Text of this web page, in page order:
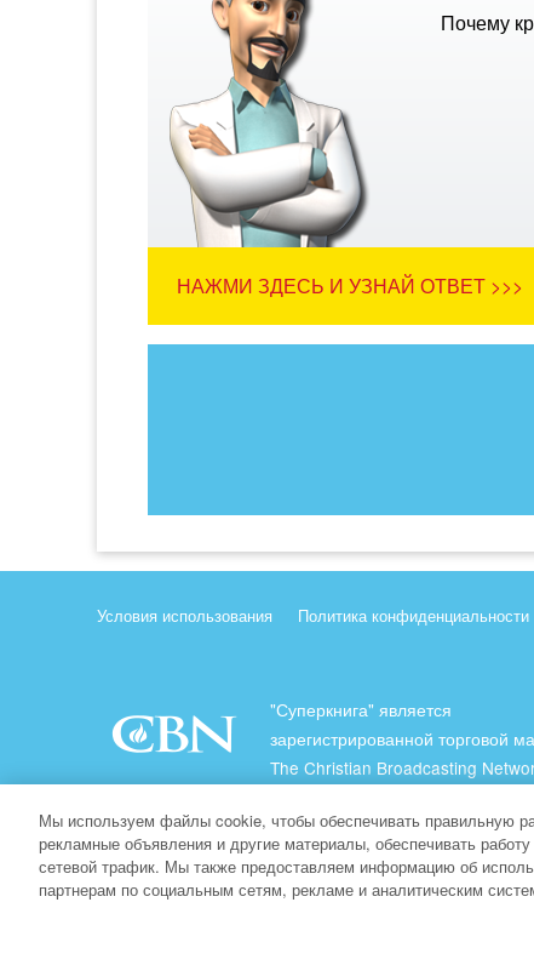
Почему
НАЖМИ ЗДЕСЬ И УЗНАЙ ОТВЕТ >>>
Условия использования Политика конфиденциальности
"Суперкнига" является
зарегистрированной торговой
The Christian Broadcasting
Все права защищены.
About CBN
Мы используем файлы cookie, чтобы обеспечивать правильную
рекламные объявления и другие материалы, обеспечивать
сетевой трафик. Мы также предоставляем информацию об
партнерам по социальным сетям, рекламе и аналитическим